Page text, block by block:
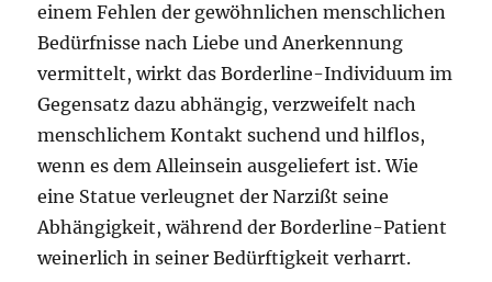
einem Fehlen der gewöhnlichen menschlichen
Bedürfnisse nach Liebe und Anerkennung
vermittelt, wirkt das Borderline-Individuum im
Gegensatz dazu abhängig, verzweifelt nach
menschlichem Kontakt suchend und hilflos,
wenn es dem Alleinsein ausgeliefert ist. Wie
eine Statue verleugnet der Narzißt seine
Abhängigkeit, während der Borderline-Patient
weinerlich in seiner Bedürftigkeit verharrt.